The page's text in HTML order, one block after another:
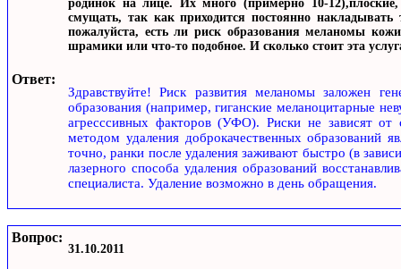
родинок на лице. Их много (примерно 10-
смущать, так как приходится постоянно
пожалуйста, есть ли риск образования меланомы
шрамики или что-то подобное. И сколько стоит эта
Ответ:
Здравствуйте! Риск развития меланомы заложен
образования (например, гиганские меланоцитарные
агресссивных факторов (УФО). Риски не зависят
методом удаления доброкачественных образований
точно, ранки после удаления заживают быстро (в
лазерного способа удаления образований
специалиста. Удаление возможно в день обращения.
Вопрос:
31.10.2011